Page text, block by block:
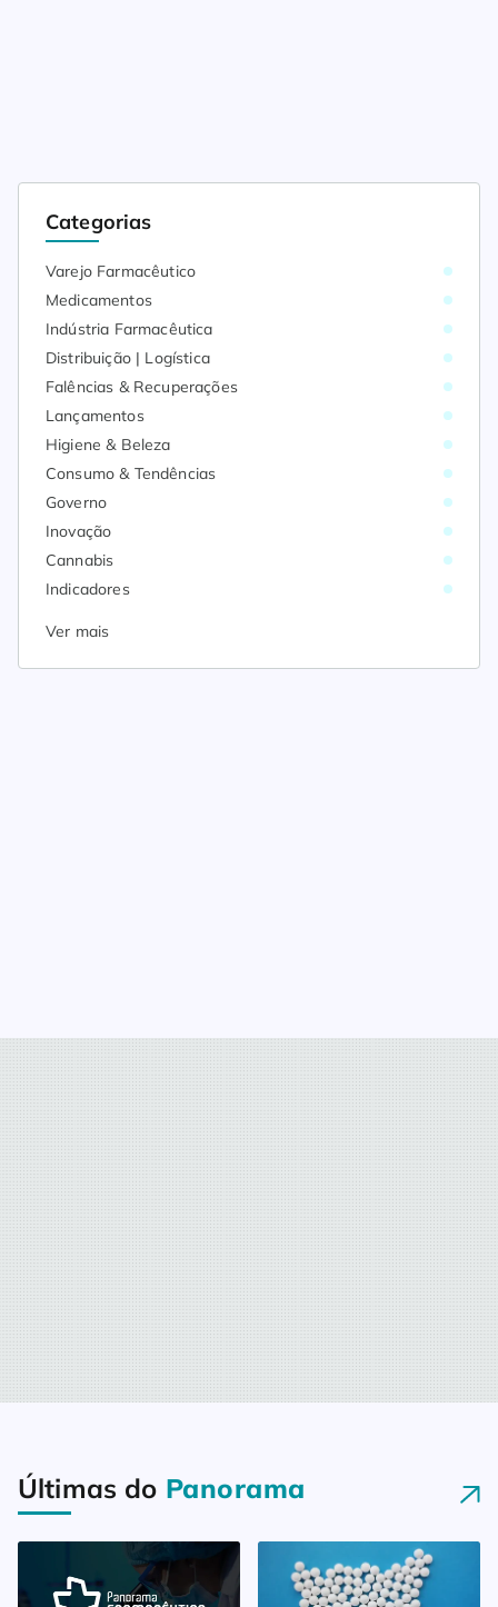
Categorias
Varejo Farmacêutico
Medicamentos
Indústria Farmacêutica
Distribuição | Logística
Falências & Recuperações
Lançamentos
Higiene & Beleza
Consumo & Tendências
Governo
Inovação
Cannabis
Indicadores
Ver mais
Últimas do Panorama